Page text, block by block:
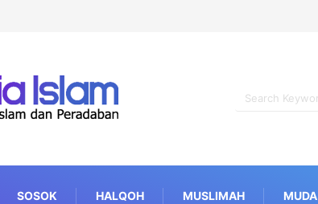
SOSOK HALQOH MUSLIMAH MUDA